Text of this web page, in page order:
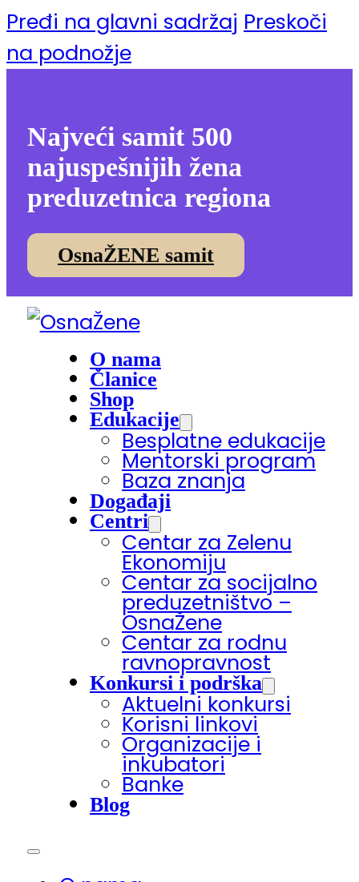
Pređi na glavni sadržaj Preskoči
na podnožje
Najveći samit 500
najuspešnijih žena
preduzetnica regiona
OsnaŽENE samit
O nama
Članice
Shop
Edukacije
Besplatne edukacije
Mentorski program
Baza znanja
Događaji
Centri
Centar za Zelenu
Ekonomiju
Centar za socijalno
preduzetništvo –
OsnaŽene
Centar za rodnu
ravnopravnost
Konkursi i podrška
Aktuelni konkursi
Korisni linkovi
Organizacije i
inkubatori
Banke
Blog